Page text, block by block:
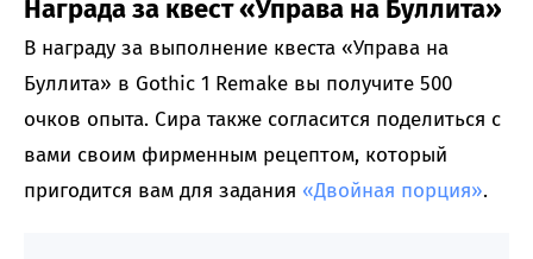
Награда за квест «Управа на Буллита»
В награду за выполнение квеста «Управа на
Буллита» в Gothic 1 Remake вы получите 500
очков опыта. Сира также согласится поделиться с
вами своим фирменным рецептом, который
пригодится вам для задания «Двойная порция».